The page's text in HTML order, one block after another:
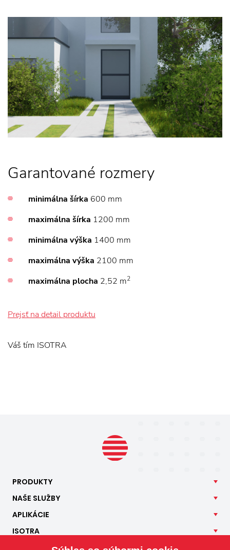
Garantované rozmery
minimálna šírka 600 mm
maximálna šírka 1200 mm
minimálna výška 1400 mm
maximálna výška 2100 mm
maximálna plocha 2,52 m2
Prejsť na detail produktu
Váš tím ISOTRA
PRODUKTY
NAŠE SLUŽBY
APLIKÁCIE
ISOTRA